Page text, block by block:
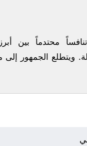
محتدماً بين
ويتطلع الجمهور